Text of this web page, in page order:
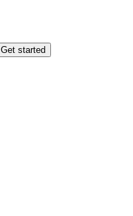
Get started